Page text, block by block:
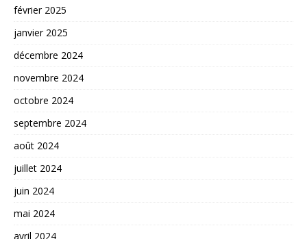
février 2025
janvier 2025
décembre 2024
novembre 2024
octobre 2024
septembre 2024
août 2024
juillet 2024
juin 2024
mai 2024
avril 2024